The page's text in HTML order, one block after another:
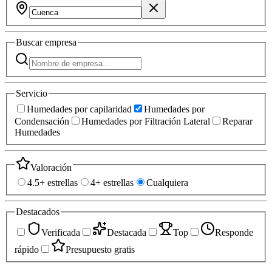
Buscarempresa
Servicio
Humedades por capilaridad
Humedades por
Condensación
Humedades por Filtración Lateral
Reparar
Humedades
Valoración
4.5+ estrellas
4+ estrellas Cualquiera
Destacados
Verificada
Destacada Top
Responde
rápido
Presupuesto gratis